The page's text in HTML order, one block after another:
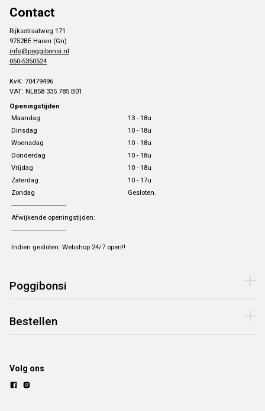
Contact
Rijksstraatweg 171
9752BE Haren (Gn)
info@poggibonsi.nl
050-5350524
KvK: 70479496
VAT: NL858 335 785 B01
Openingstijden
Maandag
13 - 18u
Dinsdag
10 - 18u
Woensdag
10 - 18u
Donderdag
10 - 18u
Vrijdag
10 - 18u
Zaterdag
10 - 17u
Zondag
Gesloten.
-------------------------------
Afwijkende openingstijden:
-------------------------------
Indien gesloten: Webshop 24/7 open!!
Poggibonsi
Bestellen
Volg ons